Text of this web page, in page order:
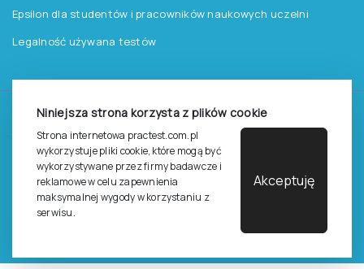
Niniejsza strona korzysta z plików cookie
Strona internetowa practest.com.pl
wykorzystuje pliki cookie, które mogą być
wykorzystywane przez firmy badawcze i
reklamowe w celu zapewnienia
maksymalnej wygody w korzystaniu z
serwisu.
Akceptuję
Epsilon dla studentów i pracowników naukowych uczelni
Legalność używana testów
Pracownia Testów Psychologicznych Polskiego
Towarzystwa Psychologicznego sp. z o.o.
Wszelkie prawa zastrzeżone.
Regulamin Polityka prywantości